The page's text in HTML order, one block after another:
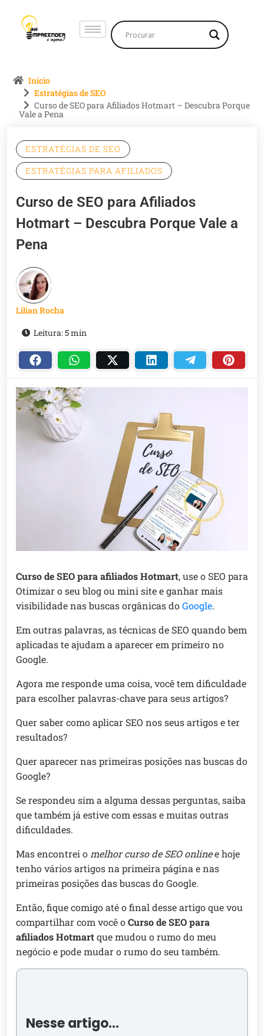
Início
Estratégias de SEO
Curso de SEO para Afiliados Hotmart – Descubra Porque
Vale a Pena
ESTRATÉGIAS DE SEO
ESTRATÉGIAS PARA AFILIADOS
Curso de SEO para Afiliados
Hotmart – Descubra Porque Vale a
Pena
Lilian Rocha
Leitura: 5 min
Curso de SEO para afiliados Hotmart, use o SEO para
Otimizar o seu blog ou mini site e ganhar mais
visibilidade nas buscas orgânicas doGoogle.
Em outras palavras, as técnicas de SEO quando bem
aplicadas te ajudam a aparecer em primeiro no
Google.
Agora me responde uma coisa, você tem dificuldade
para escolher palavras-chave para seus artigos?
Quer saber como aplicar SEO nos seus artigos e ter
resultados?
Quer aparecer nas primeiras posições nas buscas do
Google?
Se respondeu sim a alguma dessas perguntas, saiba
que também já estive com essas e muitas outras
dificuldades.
Mas encontrei omelhor curso de SEO onlinee hoje
tenho vários artigos na primeira página e nas
primeiras posições das buscas do Google.
Então, fique comigo até o final desse artigo que vou
compartilhar com você oCurso de SEO para
afiliados Hotmartque mudou o rumo do meu
negócio e pode mudar o rumo do seu também.
Nesse artigo…